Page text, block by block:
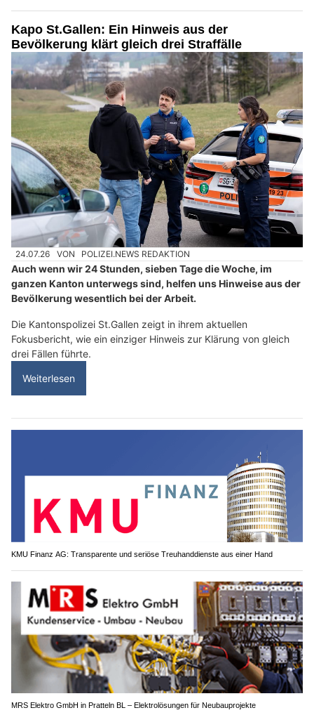
Kapo St.Gallen: Ein Hinweis aus der
Bevölkerung klärt gleich drei Straffälle
24.07.26 VON POLIZEI.NEWS REDAKTION
Auch wenn wir 24 Stunden, sieben Tage die Woche, im
ganzen Kanton unterwegs sind, helfen uns Hinweise aus der
Bevölkerung wesentlich bei der Arbeit.
Die Kantonspolizei St.Gallen zeigt in ihrem aktuellen
Fokusbericht, wie ein einziger Hinweis zur Klärung von gleich
drei Fällen führte.
Weiterlesen
KMU Finanz AG: Transparente und seriöse Treuhanddienste aus einer Hand
MRS Elektro GmbH in Pratteln BL – Elektrolösungen für Neubauprojekte